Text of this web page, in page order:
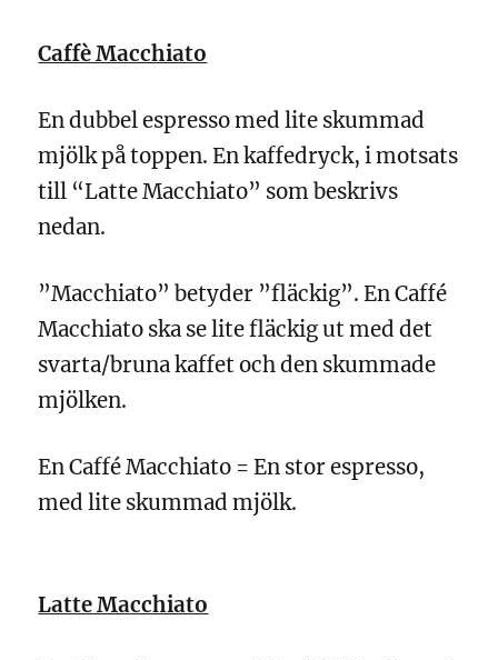
Caffè Macchiato
En dubbel espresso med lite skummad
mjölk på toppen. En kaffedryck, i motsats
till “Latte Macchiato” som beskrivs
nedan.
”Macchiato” betyder ”fläckig”. En Caffé
Macchiato ska se lite fläckig ut med det
svarta/bruna kaffet och den skummade
mjölken.
En Caffé Macchiato = En stor espresso,
med lite skummad mjölk.
Latte Macchiato